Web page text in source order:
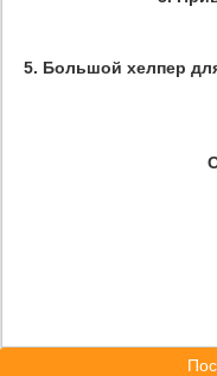
5. Большой хелпер